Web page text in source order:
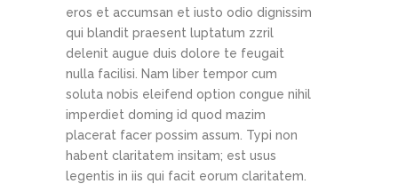
eros et accumsan et iusto odio dignissim
qui blandit praesent luptatum zzril
delenit augue duis dolore te feugait
nulla facilisi. Nam liber tempor cum
soluta nobis eleifend option congue nihil
imperdiet doming id quod mazim
placerat facer possim assum. Typi non
habent claritatem insitam; est usus
legentis in iis qui facit eorum claritatem.